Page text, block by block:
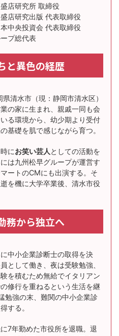
盛店研究所 取締役
盛店研究出版 代表取締役
本中央投資会 代表取締役
プ総代表
と異色の経歴
清水市（現：静岡市清水区）
の家に生まれ、親戚一同も会
る環境から、幼少期より受付
基礎を肌で感じながら育つ。
にお笑い芸人 としての活動を
は九州松早グループが運営す
ートのCMにも出演する。そ
を機に大学卒業後、清水市役
務から独立へ
中小企業診断士の取得を決
として働き、夜は受験勉強、
を積むため無給でイタリアン
修行を重ねるという生活を継
勉強の末、難関の中小企業診
する。
7年勤めた市役所を退職。退